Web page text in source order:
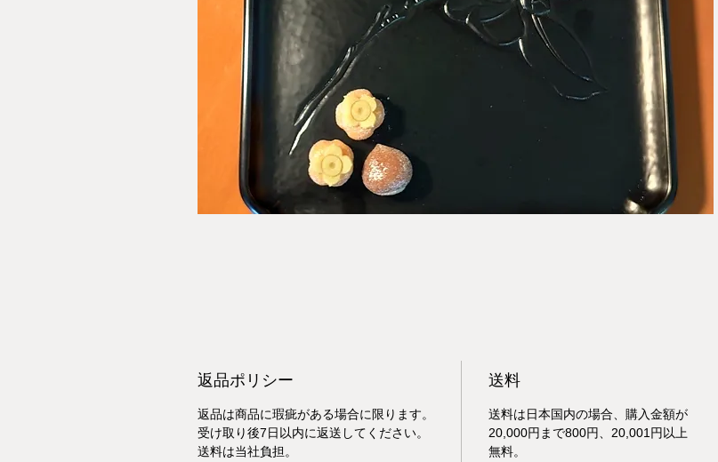
返品ポリシー
返品は商品に瑕疵がある場合に限ります。
受け取り後7日以内に返送してください。
送料は当社負担。
送料
送料は日本国内の場合、購入金額が
20,000円まで800円、20,001円以上
無料。